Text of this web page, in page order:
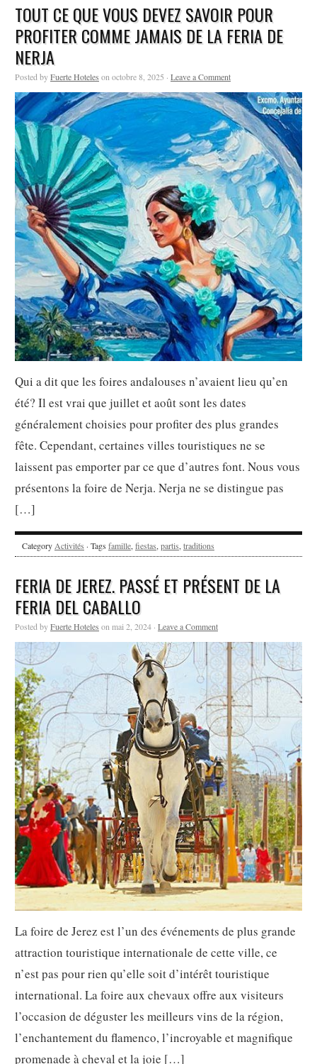
TOUT CE QUE VOUS DEVEZ SAVOIR POUR
PROFITER COMME JAMAIS DE LA FERIA DE
NERJA
Posted byFuerte Hoteles on octobre 8, 2025 · Leave a Comment
Qui a dit que les foires andalouses n’avaient lieu qu’en
été? Il est vrai que juillet et août sont les dates
généralement choisies pour profiter des plus grandes
fête. Cependant, certaines villes touristiques ne se
laissent pas emporter par ce que d’autres font. Nous vous
présentons la foire de Nerja. Nerja ne se distingue pas
[…]
Category Activités · Tags famille, fiestas, partis, traditions
FERIA DE JEREZ. PASSÉ ET PRÉSENT DE LA
FERIA DEL CABALLO
Posted byFuerte Hoteles on mai 2, 2024 · Leave a Comment
La foire de Jerez est l’un des événements de plus grande
attraction touristique internationale de cette ville, ce
n’est pas pour rien qu’elle soit d’intérêt touristique
international. La foire aux chevaux offre aux visiteurs
l’occasion de déguster les meilleurs vins de la région,
l’enchantement du flamenco, l’incroyable et magnifique
promenade à cheval et la joie […]